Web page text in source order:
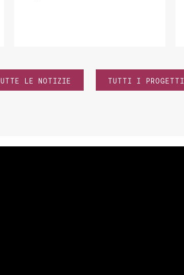
LE NOTIZIE TUTTI I PROGETTI